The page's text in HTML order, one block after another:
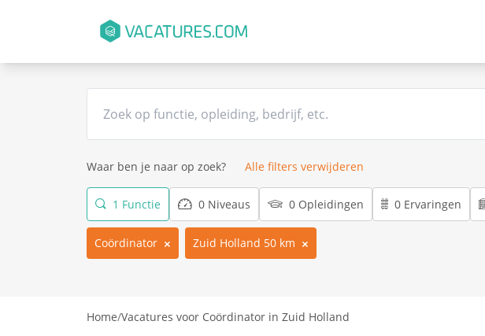
Waar ben je naar op zoek? Alle filters verwijderen
1 Functie 0 Niveaus 0 Opleidingen 0 Ervaringen
Coördinator Zuid Holland 50 km
Home/Vacatures voor Coördinator in Zuid Holland